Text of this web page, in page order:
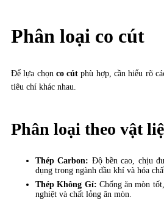
Phân loại co cút
Để lựa chọn co cút phù hợp, cần hiểu rõ
tiêu chí khác nhau.
Phân loại theo vật
Thép Carbon: Độ bền cao, chịu
dụng trong ngành dầu khí và hóa
Thép Không Gỉ: Chống ăn mòn
nghiệt và chất lỏng ăn mòn.